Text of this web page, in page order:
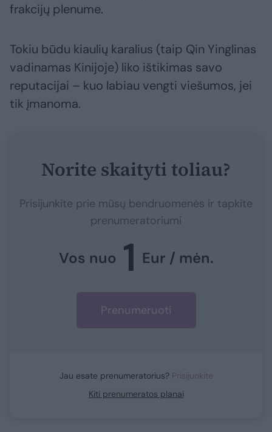
frakcijų plenume.
Tokiu būdu kiaulių karalius (taip Qin Yinglinas
vadinamas Kinijoje) liko ištikimas savo
reputacijai – kuo labiau vengti viešumos, jei
tik įmanoma.
Norite skaityti toliau?
Prisijunkite prie mūsų bendruomenės ir tapkite
prenumeratoriumi
Vos nuo 1 Eur / mėn.
Prenumeruoti
Jau esate prenumeratorius? Prisijunkite
Kiti prenumeratos planai